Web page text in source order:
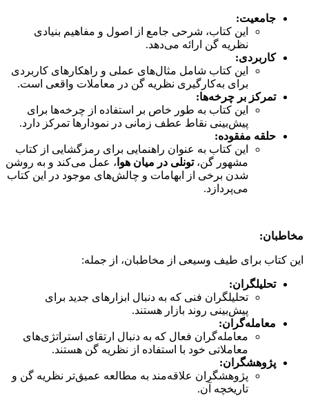
جامعیت:
این کتاب، شرحی جامع از اصول و مفاهیم بنیادی
نظریه گن ارائه می‌دهد.
کاربردی:
این کتاب شامل مثال‌های عملی و راهکارهای کاربردی
برای به‌کارگیری نظریه گن در معاملات واقعی است.
تمرکز بر چرخه‌ها:
این کتاب به طور خاص بر استفاده از چرخه‌ها برای
پیش‌بینی نقاط عطف زمانی در نمودارها تمرکز دارد.
حلقه مفقوده:
این کتاب به عنوان راهنمایی برای رمزگشایی از کتاب
مشهور گن،تونلی در میان هوا ، عمل می‌کند و به روشن
شدن برخی از ابهامات و چالش‌های موجود در این کتاب
می‌پردازد.
مخاطبان:
این کتاب برای طیف وسیعی از مخاطبان، از جمله:
تحلیلگران:
تحلیلگران فنی که به دنبال ابزارهای جدید برای
پیش‌بینی روند بازار هستند.
معامله‌گران:
معامله‌گران فعال که به دنبال ارتقای استراتژی‌های
معاملاتی خود با استفاده از نظریه گن هستند.
پژوهشگران:
پژوهشگران علاقه‌مند به مطالعه عمیق‌تر نظریه گن و
تاریخچه آن.